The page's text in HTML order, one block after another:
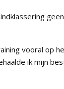
vooral op
ik mijn